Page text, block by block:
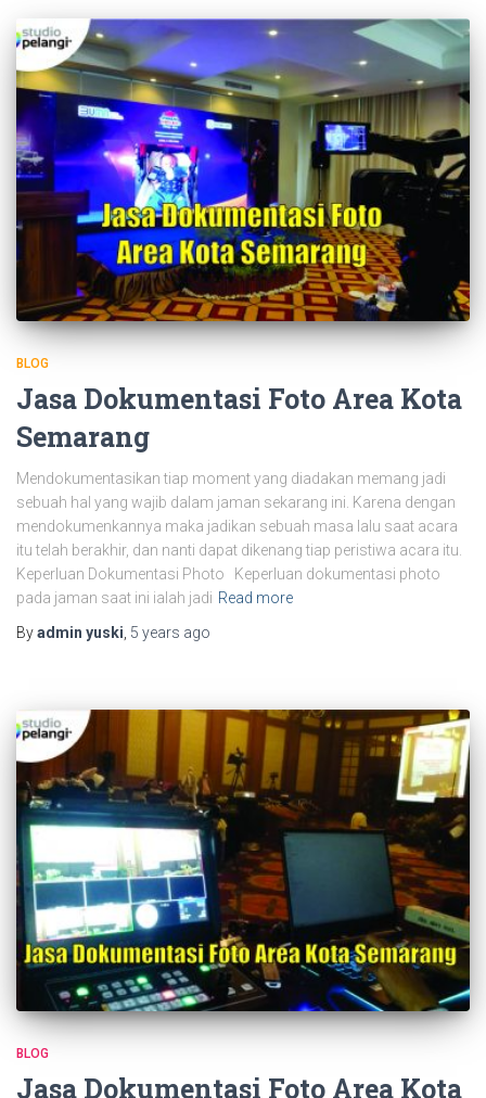
BLOG
Jasa Dokumentasi Foto Area Kota
Semarang
Mendokumentasikan tiap moment yang diadakan memang jadi
sebuah hal yang wajib dalam jaman sekarang ini. Karena dengan
mendokumenkannya maka jadikan sebuah masa lalu saat acara
itu telah berakhir, dan nanti dapat dikenang tiap peristiwa acara itu.
Keperluan Dokumentasi Photo Keperluan dokumentasi photo
pada jaman saat ini ialah jadi Read more
Byadmin yuski 5 years ago
BLOG
Jasa Dokumentasi Foto Area Kota